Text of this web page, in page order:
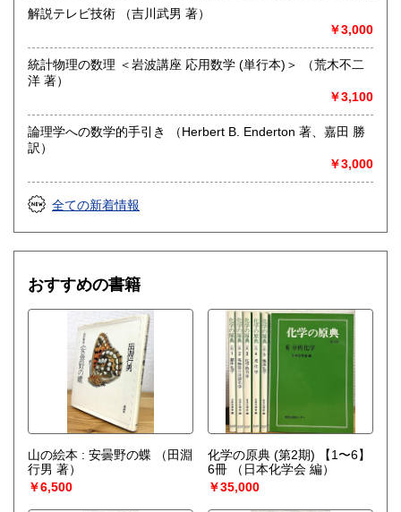
自然科学】
解説テレビ技術 （吉川武男 著）
￥3,000
統計物理の数理 ＜岩波講座 応用数学 (単行本)＞ （荒木不二
洋 著）
￥3,100
論理学への数学的手引き （Herbert B. Enderton 著、嘉田 勝
訳）
￥3,000
全ての新着情報
おすすめの書籍
山の絵本 : 安曇野の蝶
（田淵
行男 著）
￥6,500
化学の原典 (第2期) 【1〜6】
6冊
（日本化学会 編）
￥35,000